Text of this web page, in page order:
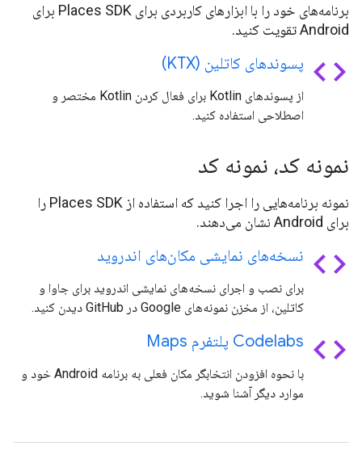
برنامه‌های خود را با ابزارهای کاربردی برای Places SDK برای
Android تقویت کنید.
code پسوندهای کاتلین (KTX)
از پسوندهای Kotlin برای فعال کردن Kotlin مختصر و
اصطلاحی استفاده کنید.
نمونه کد، نمونه کد
نمونه برنامه‌هایی را اجرا کنید که استفاده از Places SDK را
برای Android نشان می‌دهند.
code نسخه‌های نمایشی مکان‌های اندروید
برای نصب و اجرای نسخه‌های نمایشی اندروید برای جاوا و
کاتلین، از مخزن نمونه‌های Google در GitHub دیدن کنید.
code Codelabs پلتفرم Maps
با نحوه افزودن انتخابگر مکان فعلی به برنامه Android خود و
موارد دیگر آشنا شوید.